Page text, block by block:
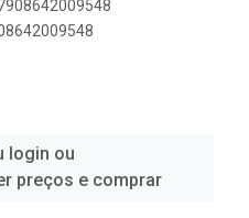
login ou
preços e comprar